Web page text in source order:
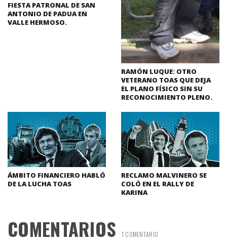
FIESTA PATRONAL DE SAN
ANTONIO DE PADUA EN
VALLE HERMOSO.
RAMÓN LUQUE: OTRO
VETERANO TOAS QUE DEJA
EL PLANO FÍSICO SIN SU
RECONOCIMIENTO PLENO.
ÁMBITO FINANCIERO HABLÓ
DE LA LUCHA TOAS
RECLAMO MALVINERO SE
COLÓ EN EL RALLY DE
KARINA
COMENTARIOS 1 COMENTARIO